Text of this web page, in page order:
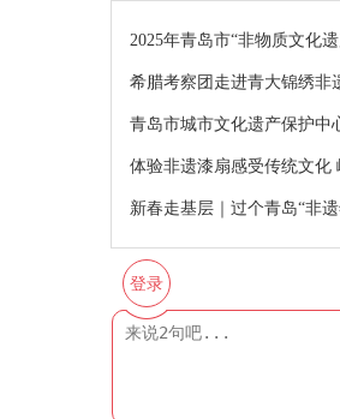
2025年青岛市“非物质文化
希腊考察团走进青大锦绣非
青岛市城市文化遗产保护中
体验非遗漆扇感受传统文化
新春走基层｜过个青岛“非
登录